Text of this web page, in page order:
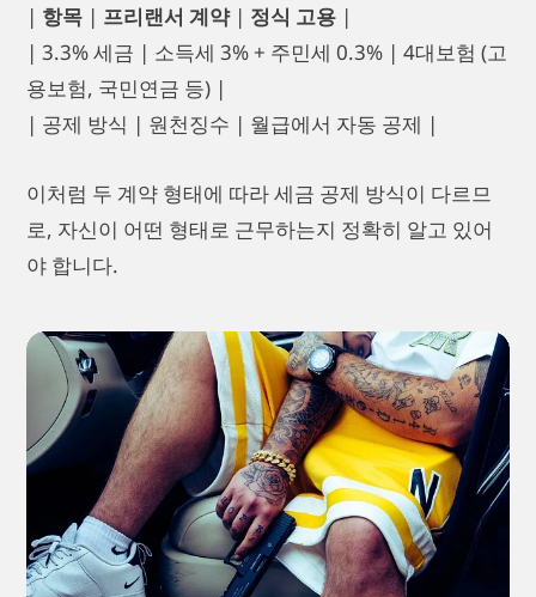
| 항목 | 프리랜서 계약| 정식 고용 |
| 3.3% 세금 | 소득세 3% + 주민세 0.3% | 4대보험 (고
용보험, 국민연금 등) |
| 공제 방식 | 원천징수 | 월급에서 자동 공제 |
이처럼 두 계약 형태에 따라 세금 공제 방식이 다르므
로, 자신이 어떤 형태로 근무하는지 정확히 알고 있어
야 합니다.